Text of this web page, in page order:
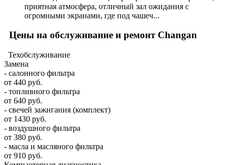
приятная атмосфера, отличный зал ожидания с
огромными экранами, где под чашеч...
Цены на обслуживание и ремонт Changan
Техобслуживание
Замена
- салонного фильтра
от 440 руб.
- топливного фильтра
от 640 руб.
- свечей зажигания (комплект)
от 1430 руб.
- воздушного фильтра
от 380 руб.
- масла и масляного фильтра
от 910 руб.